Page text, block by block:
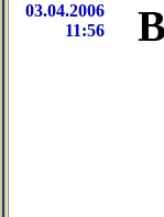
03.04.2006
11:56